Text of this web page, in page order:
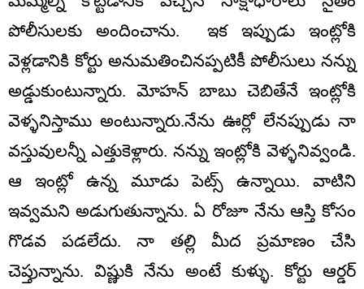
పోలీసులకు అందించాను. ఇక ఇప్పుడు ఇంట్లోకి
వెళ్లడానికి కోర్టు అనుమతించినప్పటికీ పోలీసులు నన్ను
అడ్డుకుంటున్నారు. మోహన్ బాబు చెబితేనే ఇంట్లోకి
వెళ్ళనిస్తాము అంటున్నారు.నేను ఊర్లో లేనప్పుడు నా
వస్తువులన్నీ ఎత్తుకెళ్లారు. నన్ను ఇంట్లోకి వెళ్ళనివ్వండి.
ఆ ఇంట్లో ఉన్న మూడు పెట్స్ ఉన్నాయి. వాటిని
ఇవ్వమని అడుగుతున్నాను. ఏ రోజూ నేను ఆస్తి కోసం
గొడవ పడలేదు. నా తల్లి మీద ప్రమాణం చేసి
చెప్తున్నాను. విష్ణుకి నేను అంటే కుళ్ళు. కోర్టు ఆర్డర్